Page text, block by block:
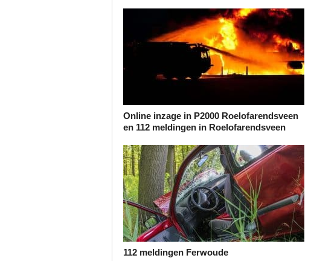
Online inzage in P2000 Roelofarendsveen
en 112 meldingen in Roelofarendsveen
112 meldingen Ferwoude